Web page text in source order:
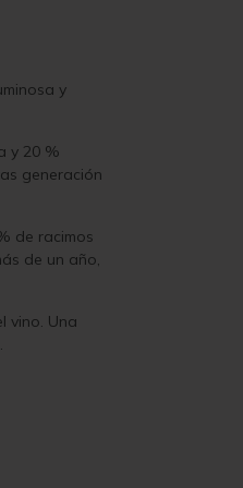
y
y 20 %
generación
de racimos
de un año,
vino. Una